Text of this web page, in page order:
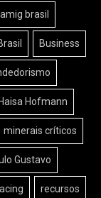
amig brasil
Business
Haisa Hofmann
minerais críticos
Gustavo
recursos